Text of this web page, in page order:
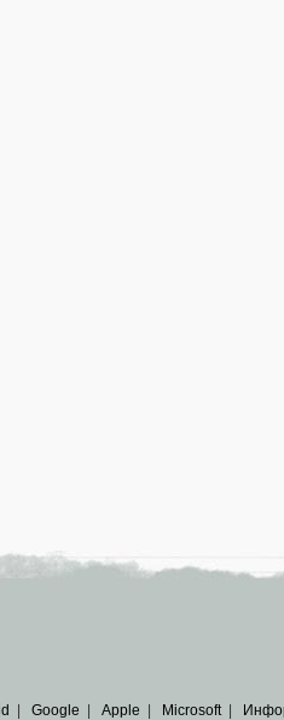
Google Apple Microsoft|